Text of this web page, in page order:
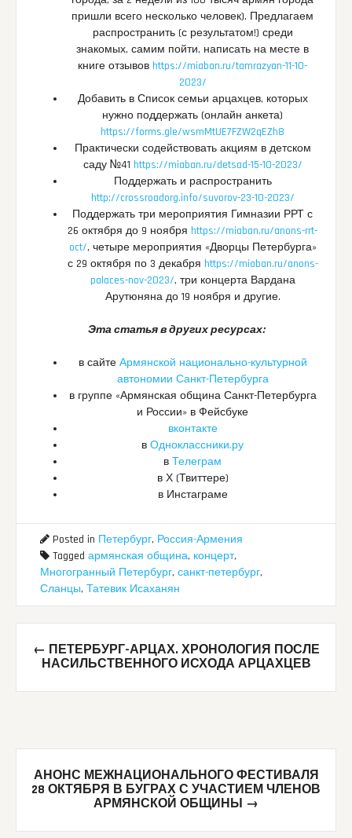
пришли всего несколько человек). Предлагаем
распространить (с результатом!) среди
знакомых, самим пойти, написать на месте в
книге отзывов https://miaban.ru/tamrazyan-11-10-
2023/
Добавить в Список семьи арцахцев, которых
нужно поддержать (онлайн анкета)
https://forms.gle/wsmMtUE7FZW2qEZh8
Практически содействовать акциям в детском
саду №41 https://miaban.ru/detsad-15-10-2023/
Поддержать и распространить
http://crossroadorg.info/suvorov-23-10-2023/
Поддержать три мероприятия Гимназии РРТ с
26 октября до 9 ноября https://miaban.ru/anons-rrt-
oct/, четыре мероприятия «Дворцы Петербурга»
с 29 октября по 3 декабря https://miaban.ru/anons-
palaces-nov-2023/, три концерта Вардана
Арутюняна до 19 ноября и другие.
Эта статья в других ресурсах:
в сайте Армянской национально-культурной
автономии Санкт-Петербурга
в группе «Армянская община Санкт-Петербурга
и России» в Фейсбуке
вконтакте
в Одноклассники.ру
в Телеграм
в Х (Твиттере)
в Инстаграме
Posted in Петербург, Россия-Армения
Tagged армянская община, концерт,
Многогранный Петербург, санкт-петербург,
Сланцы, Татевик Исаханян
Post
navigation
← ПЕТЕРБУРГ-АРЦАХ. ХРОНОЛОГИЯ ПОСЛЕ
НАСИЛЬСТВЕННОГО ИСХОДА АРЦАХЦЕВ
АНОНС МЕЖНАЦИОНАЛЬНОГО ФЕСТИВАЛЯ
28 ОКТЯБРЯ В БУГРАХ С УЧАСТИЕМ ЧЛЕНОВ
АРМЯНСКОЙ ОБЩИНЫ →